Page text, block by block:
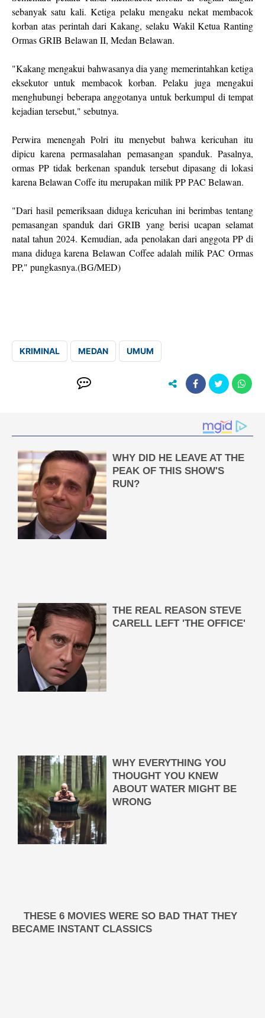
sebanyak satu kali. Ketiga pelaku mengaku nekat membacok
korban atas perintah dari Kakang, selaku Wakil Ketua Ranting
Ormas GRIB Belawan II, Medan Belawan.
"Kakang mengakui bahwasanya dia yang memerintahkan ketiga
eksekutor untuk membacok korban. Pelaku juga mengakui
menghubungi beberapa anggotanya untuk berkumpul di tempat
kejadian tersebut," sebutnya.
Perwira menengah Polri itu menyebut bahwa kericuhan itu
dipicu karena permasalahan pemasangan spanduk. Pasalnya,
ormas PP tidak berkenan spanduk tersebut dipasang di lokasi
karena Belawan Coffe itu merupakan milik PP PAC Belawan.
"Dari hasil pemeriksaan diduga kericuhan ini berimbas tentang
pemasangan spanduk dari GRIB yang berisi ucapan selamat
natal tahun 2024. Kemudian, ada penolakan dari anggota PP di
mana diduga karena Belawan Coffee adalah milik PAC Ormas
PP," pungkasnya.(BG/MED)
KRIMINAL MEDAN UMUM